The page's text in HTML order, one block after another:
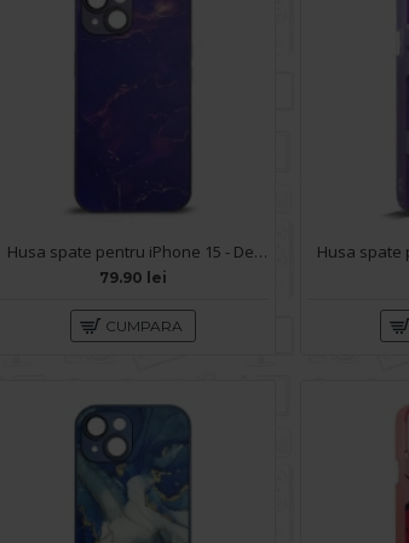
Husa spate pentru iPhone 15 - Deli Case Mov
79.90 lei
CUMPARA